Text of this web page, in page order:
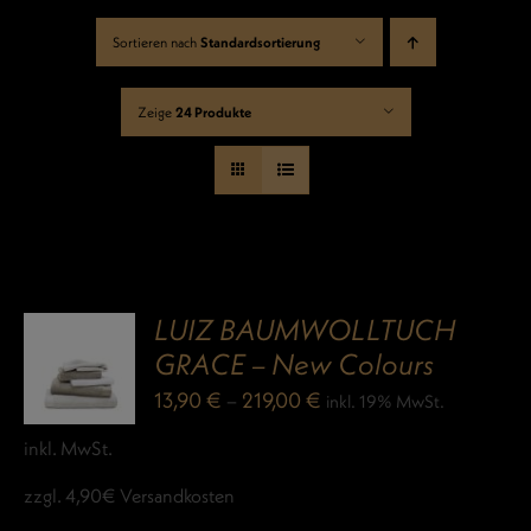
Sortieren nach Standardsortierung
Zeige 24 Produkte
LUIZ BAUMWOLLTUCH
GRACE – New Colours
13,90€ – 219,00€ inkl. 19% MwSt.
inkl. MwSt.
zzgl. 4,90€ Versandkosten